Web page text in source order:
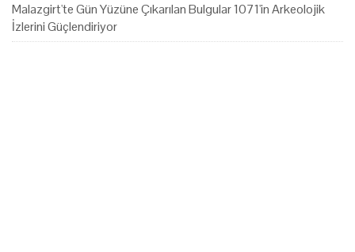
Malazgirt'te Gün Yüzüne Çıkarılan Bulgular 1071'in Arkeolojik
İzlerini Güçlendiriyor